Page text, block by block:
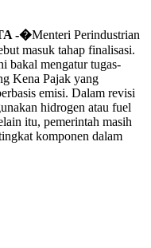
-�Menteri Perindustrian
masuk tahap finalisasi.
bakal mengatur tugas-
Kena Pajak yang
emisi. Dalam revisi
hidrogen atau fuel
itu, pemerintah masih
komponen dalam